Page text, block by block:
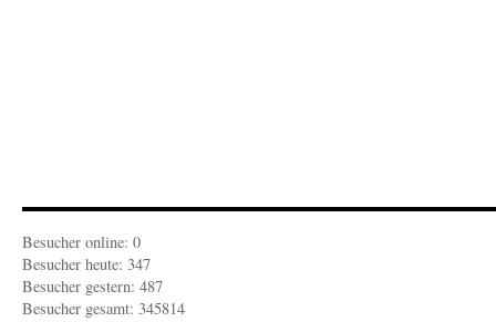
Besucher online: 0
Besucher heute: 347
Besucher gestern: 487
Besucher gesamt: 345814